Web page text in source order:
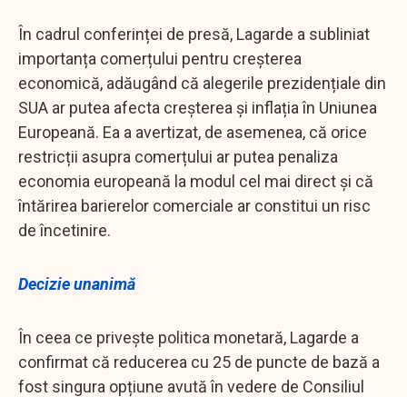
În cadrul conferinței de presă, Lagarde a subliniat
importanța comerțului pentru creșterea
economică, adăugând că alegerile prezidențiale din
SUA ar putea afecta creșterea și inflația în Uniunea
Europeană. Ea a avertizat, de asemenea, că orice
restricții asupra comerțului ar putea penaliza
economia europeană la modul cel mai direct și că
întărirea barierelor comerciale ar constitui un risc
de încetinire.
Decizie unanimă
În ceea ce privește politica monetară, Lagarde a
confirmat că reducerea cu 25 de puncte de bază a
fost singura opțiune avută în vedere de Consiliul